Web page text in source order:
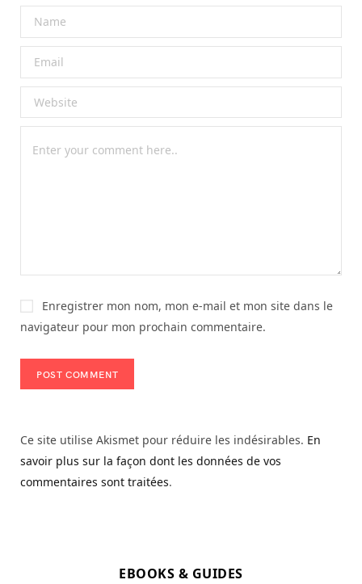
Enregistrer mon nom, mon e-mail et mon site dans le
navigateur pour mon prochain commentaire.
Ce site utilise Akismet pour réduire les indésirables. En
savoir plus sur la façon dont les données de vos
commentaires sont traitées.
EBOOKS & GUIDES